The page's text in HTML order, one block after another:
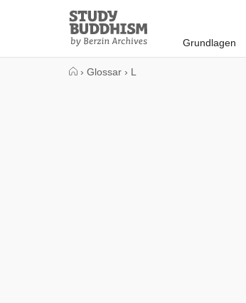
Study
Buddhism
Home
Grundlagen
› Glossar › L